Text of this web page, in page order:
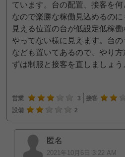
ています。台の配置、接客を
なので楽勝な稼働見込めるの
見える位置の台が低設定低稼
やってない様に見えます。台
なども置いてあるので、やり
ずは制服と接客を直しましょう
営業 3 接客
設備
2
匿名
2021年10月6日 3:22 AM